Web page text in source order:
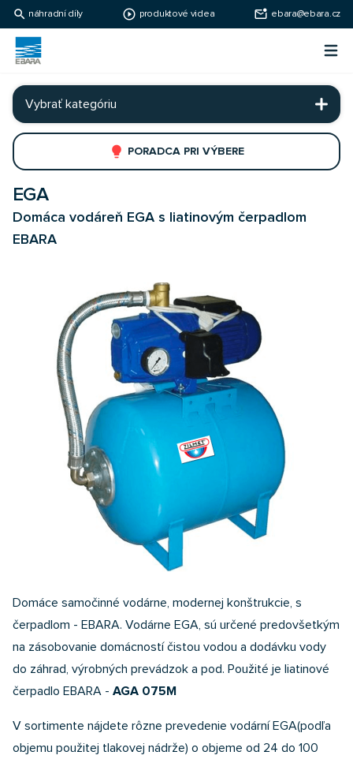
search náhradní díly play_circle_outline produktové videa mark_email_unread ebara@ebara.cz
Ebara Česko
Vybrať kategóriu
lightbulb PORADCA PRI VÝBERE
EGA
Domáca vodáreň EGA s liatinovým čerpadlom
EBARA
Domáce samočinné vodárne, modernej konštrukcie, s
čerpadlom - EBARA. Vodárne EGA, sú určené predovšetkým
na zásobovanie domácností čistou vodou a dodávku vody
do záhrad, výrobných prevádzok a pod. Použité je liatinové
čerpadlo EBARA - AGA 075M
V sortimente nájdete rôzne prevedenie vodární EGA(podľa
objemu použitej tlakovej nádrže) o objeme od 24 do 100